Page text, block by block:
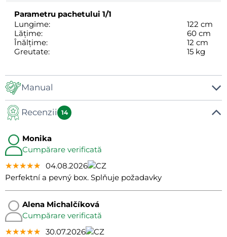
Parametru pachetului 1/1
Lungime:
122 cm
Lățime:
60 cm
Înălțime:
12 cm
Greutate:
15 kg
Manual
Manual
Recenzii 14
Monika
Cumpărare verificată
★★★★★
★★★★★
★★★★★ 04.08.2026
Perfektní a pevný box. Splňuje požadavky
Alena Michalčíková
Cumpărare verificată
★★★★★
★★★★★
★★★★★ 30.07.2026